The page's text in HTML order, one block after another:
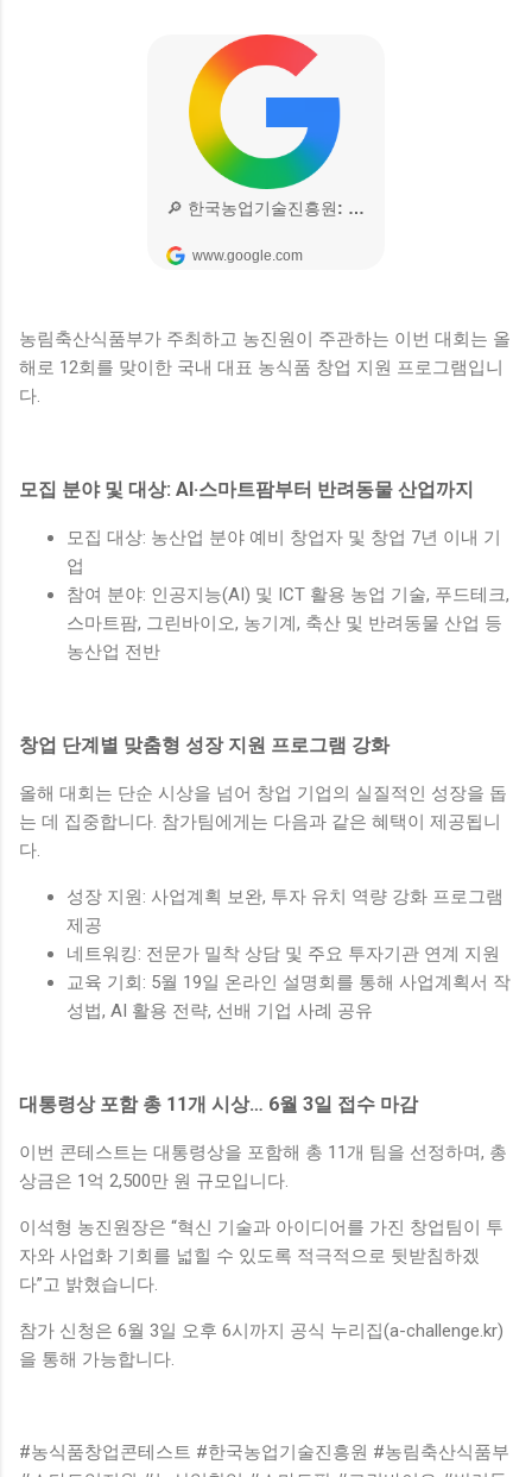
농림축산식품부가 주최하고 농진원이 주관하는 이번 대회는 올
해로 12회를 맞이한 국내 대표 농식품 창업 지원 프로그램입니
다.
모집 분야 및 대상: AI·스마트팜부터 반려동물 산업까지
모집 대상: 농산업 분야 예비 창업자 및 창업 7년 이내 기
업
참여 분야: 인공지능(AI) 및 ICT 활용 농업 기술, 푸드테크,
스마트팜, 그린바이오, 농기계, 축산 및 반려동물 산업 등
농산업 전반
창업 단계별 맞춤형 성장 지원 프로그램 강화
올해 대회는 단순 시상을 넘어 창업 기업의 실질적인 성장을 돕
는 데 집중합니다. 참가팀에게는 다음과 같은 혜택이 제공됩니
다.
성장 지원: 사업계획 보완, 투자 유치 역량 강화 프로그램
제공
네트워킹: 전문가 밀착 상담 및 주요 투자기관 연계 지원
교육 기회: 5월 19일 온라인 설명회를 통해 사업계획서 작
성법, AI 활용 전략, 선배 기업 사례 공유
대통령상 포함 총 11개 시상… 6월 3일 접수 마감
이번 콘테스트는 대통령상을 포함해 총 11개 팀을 선정하며, 총
상금은 1억 2,500만 원 규모입니다.
이석형 농진원장은 “혁신 기술과 아이디어를 가진 창업팀이 투
자와 사업화 기회를 넓힐 수 있도록 적극적으로 뒷받침하겠
다”고 밝혔습니다.
참가 신청은 6월 3일 오후 6시까지 공식 누리집(a-challenge.kr)
을 통해 가능합니다.
#농식품창업콘테스트 #한국농업기술진흥원 #농림축산식품부